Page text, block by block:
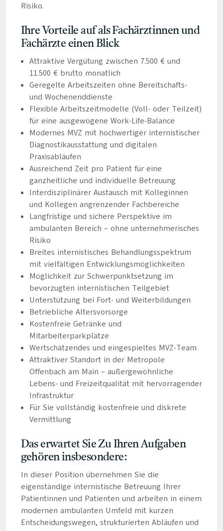
Risiko.
Ihre Vorteile auf als Fachärztinnen und
Fachärzte einen Blick
Attraktive Vergütung zwischen 7.500 € und
11.500 € brutto monatlich
Geregelte Arbeitszeiten ohne Bereitschafts-
und Wochenenddienste
Flexible Arbeitszeitmodelle (Voll- oder Teilzeit)
für eine ausgewogene Work-Life-Balance
Modernes MVZ mit hochwertiger internistischer
Diagnostikausstattung und digitalen
Praxisabläufen
Ausreichend Zeit pro Patient für eine
ganzheitliche und individuelle Betreuung
Interdisziplinärer Austausch mit Kolleginnen
und Kollegen angrenzender Fachbereiche
Langfristige und sichere Perspektive im
ambulanten Bereich – ohne unternehmerisches
Risiko
Breites internistisches Behandlungsspektrum
mit vielfältigen Entwicklungsmöglichkeiten
Möglichkeit zur Schwerpunktsetzung im
bevorzugten internistischen Teilgebiet
Unterstützung bei Fort- und Weiterbildungen
Betriebliche Altersvorsorge
Kostenfreie Getränke und
Mitarbeiterparkplätze
Wertschätzendes und eingespieltes MVZ-Team
Attraktiver Standort in der Metropole
Offenbach am Main – außergewöhnliche
Lebens- und Freizeitqualität mit hervorragender
Infrastruktur
Für Sie vollständig kostenfreie und diskrete
Vermittlung
Das erwartet Sie Zu Ihren Aufgaben
gehören insbesondere:
In dieser Position übernehmen Sie die
eigenständige internistische Betreuung Ihrer
Patientinnen und Patienten und arbeiten in einem
modernen ambulanten Umfeld mit kurzen
Entscheidungswegen, strukturierten Abläufen und